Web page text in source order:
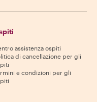
assistenza ospiti
di cancellazione per gli
e condizioni per gli